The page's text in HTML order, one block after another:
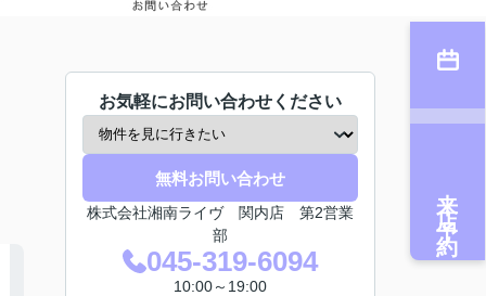
お気軽にお問い合わせください
無料お問い合わせ
株式会社湘南ライヴ 関内店 第2営業
部
045-319-6094
10:00～19:00
来店予約